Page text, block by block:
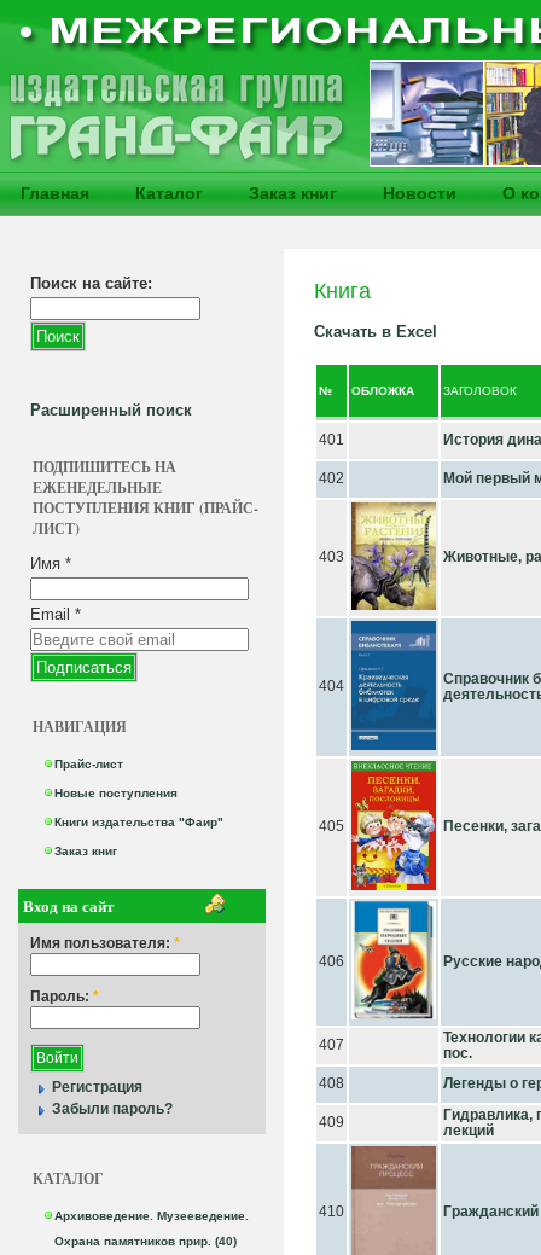
Главная Каталог Заказ книг Новости О
Поиск на сайте:
Расширенный поиск
ПОДПИШИТЕСЬ НА
ЕЖЕНЕДЕЛЬНЫЕ
ПОСТУПЛЕНИЯ КНИГ (ПРАЙС-
ЛИСТ)
Имя *
Email *
НАВИГАЦИЯ
Прайс-лист
Новые поступления
Книги издательства "Фаир"
Заказ книг
Вход на сайт
Имя пользователя: *
Пароль: *
Регистрация
Забыли пароль?
КАТАЛОГ
Архивоведение. Музееведение.
Охрана памятников прир. (40)
Книга
Скачать в Excel
№ ОБЛОЖКА ЗАГОЛОВОК
401 История
402 Мой первый
403 Животные,
404
Справочник
405 Песенки,
406 Русские
407
Технологии
пос.
408
Легенды о
409
Гидравлика,
лекций
410